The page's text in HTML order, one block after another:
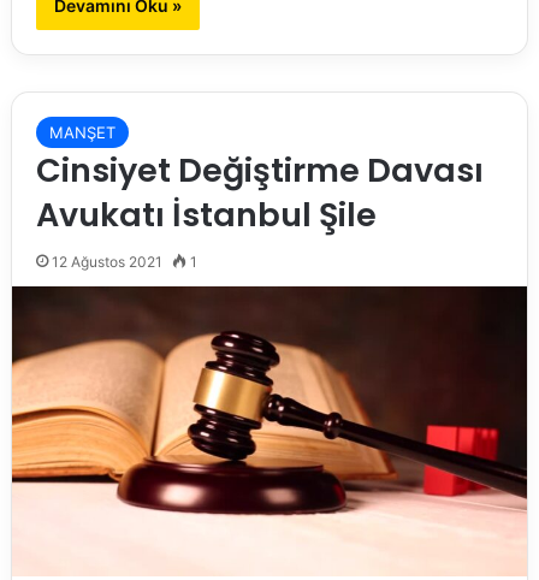
Devamını Oku »
MANŞET
Cinsiyet Değiştirme Davası
Avukatı İstanbul Şile
12 Ağustos 2021 1